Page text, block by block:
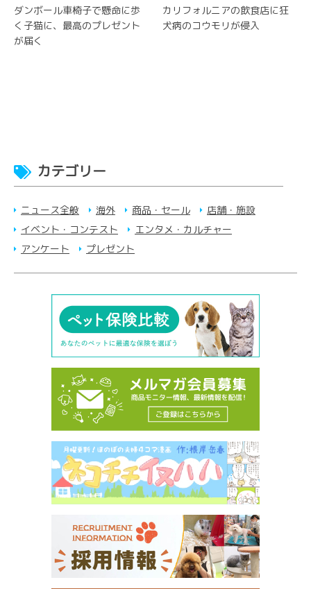
ダンボール車椅子で懸命に歩
く子猫に、最高のプレゼント
が届く
カリフォルニアの飲食店に狂
犬病のコウモリが侵入
カテゴリー
ニュース全般 海外 商品・セール
店舗・施設
イベント・コンテスト
エンタメ・カルチャー
アンケート
プレゼント